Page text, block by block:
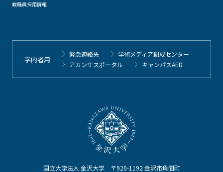
国立大学法人 金沢大学 〒920-1192 金沢市角間町
教職員採用情報
学内者用
緊急連絡先
学術メディア創成センター
アカンサスポータル
キャンパスAED